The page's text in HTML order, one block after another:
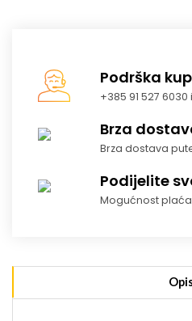
Podrška
+385 91 527 6030
Brza
Brza dostava
Podijelite
Mogućnost